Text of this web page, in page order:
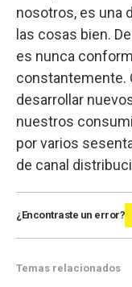
nosotros, es una
las cosas bien.
es nunca
constantemente.
desarrollar
nuestros
por varios
de canal
¿Encontraste un error?
Temas relacionados